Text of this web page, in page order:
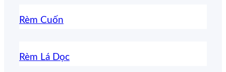
Rèm Cuốn
Rèm Lá Dọc